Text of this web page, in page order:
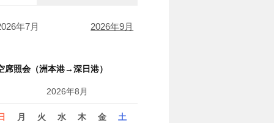
年7月 2026年9月
席照会（洲本港→深日港）
2026年8月
月 火 水 木 金 土